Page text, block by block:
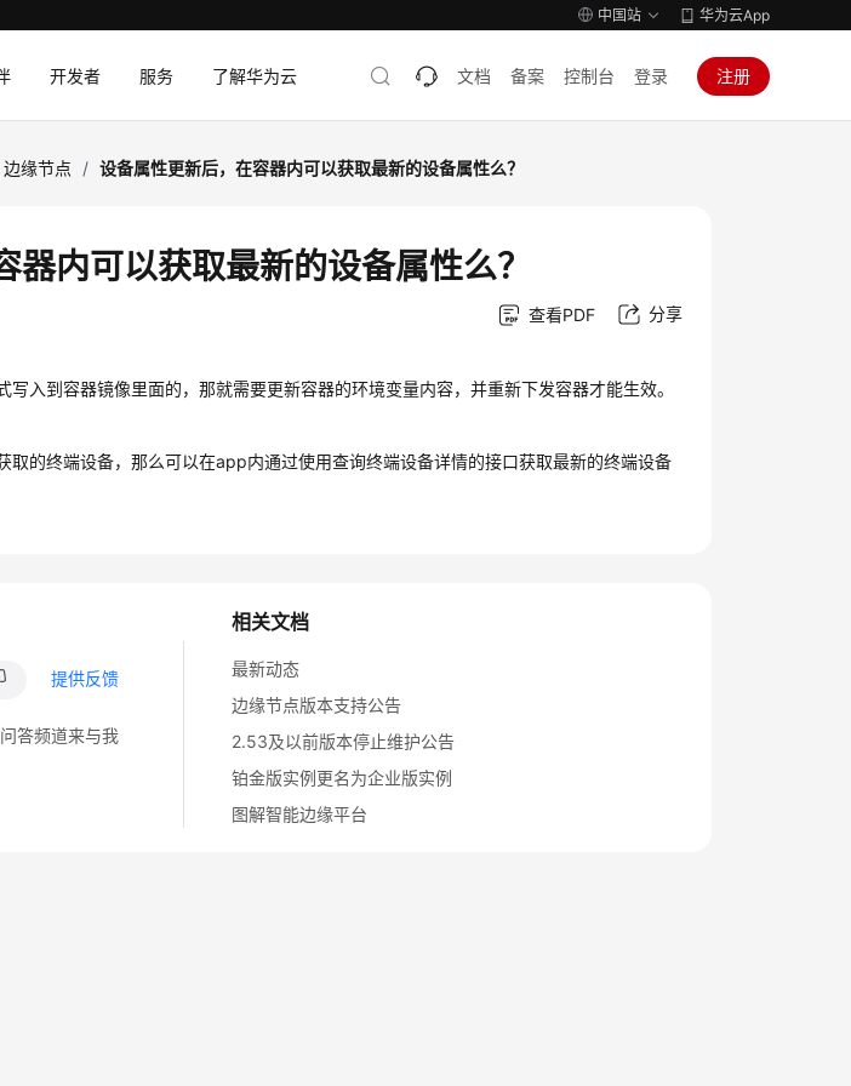
中国站 华为云App
开发者 服务 了解华为云 文档 备案 控制台 登录 注册
边缘节点 / 设备属性更新后，在容器内可以获取最新的设备属性么？
器内可以获取最新的设备属性么？
查看PDF 分享
入到容器镜像里面的，那就需要更新容器的环境变量内容，并重新下发容器才能生效。
取的终端设备，那么可以在app内通过使用查询终端设备详情的接口获取最新的终端设备
相关文档
最新动态
边缘节点版本支持公告
2.53及以前版本停止维护公告
铂金版实例更名为企业版实例
图解智能边缘平台
提供反馈
答频道来与我